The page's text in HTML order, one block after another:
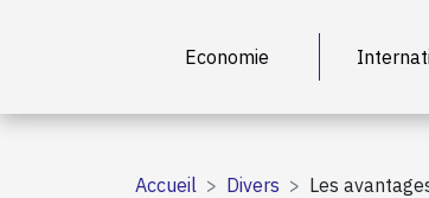
Economie
Accueil Divers Les